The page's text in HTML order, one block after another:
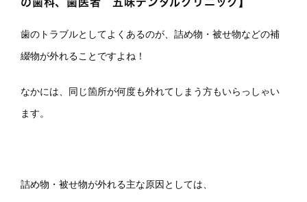
歯のトラブルとしてよくあるのが、詰め物・被せ物などの補
綴物が外れることですよね！
なかには、同じ箇所が何度も外れてしまう方もいらっしゃい
ます。
詰め物・被せ物が外れる主な原因としては、